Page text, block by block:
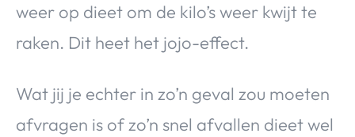
weer op dieet om de kilo’s weer kwijt te
raken. Dit heet het jojo-effect.
Wat jij je echter in zo’n geval zou moeten
afvragen is of zo’n snel afvallen dieet wel